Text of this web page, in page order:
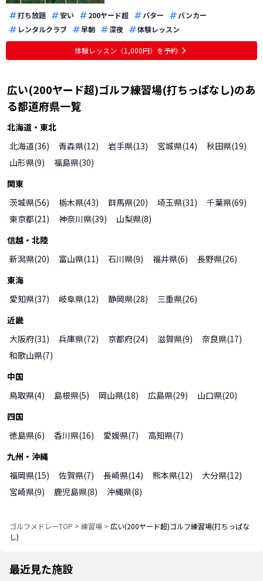
打ち放題 安い 200ヤード超 パター
バンカー
レンタルクラブ
早朝 深夜 体験レッスン
体験レッスン（1,000円）を予約
広い(200ヤード超)ゴルフ練習場(打ちっぱなし)のあ
る都道府県一覧
北海道・東北
北海道(36) 青森県(12) 岩手県(13) 宮城県(14) 秋田県(19)
山形県(9) 福島県(30)
関東
茨城県(56) 栃木県(43) 群馬県(20) 埼玉県(31) 千葉県(69)
東京都(21) 神奈川県(39) 山梨県(8)
信越・北陸
新潟県(20) 富山県(11) 石川県(9) 福井県(6) 長野県(26)
東海
愛知県(37) 岐阜県(12) 静岡県(28) 三重県(26)
近畿
大阪府(31) 兵庫県(72) 京都府(24) 滋賀県(9) 奈良県(17)
和歌山県(7)
中国
鳥取県(4) 島根県(5) 岡山県(18) 広島県(29) 山口県(20)
四国
徳島県(6) 香川県(16) 愛媛県(7) 高知県(7)
九州・沖縄
福岡県(15) 佐賀県(7) 長崎県(14) 熊本県(12) 大分県(12)
宮崎県(9) 鹿児島県(8) 沖縄県(8)
ゴルフメドレーTOP > 練習場 > 広い(200ヤード超)ゴルフ練習場(打ちっぱな
し)
最近見た施設